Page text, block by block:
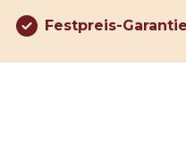
Festpreis-Garantie